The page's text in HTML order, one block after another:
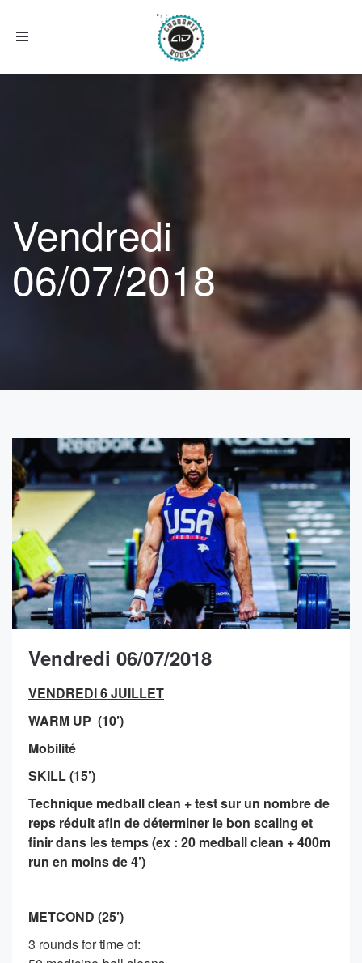
Afficher
Vendredi
06/07/2018
Vendredi 06/07/2018
VENDREDI 6 JUILLET
WARM UP (10’)
Mobilité
SKILL (15’)
Technique medball clean + test sur un nombre de
reps réduit afin de déterminer le bon scaling et
finir dans les temps (ex : 20 medball clean + 400m
run en moins de 4’)
METCOND (25’)
3 rounds for time of: